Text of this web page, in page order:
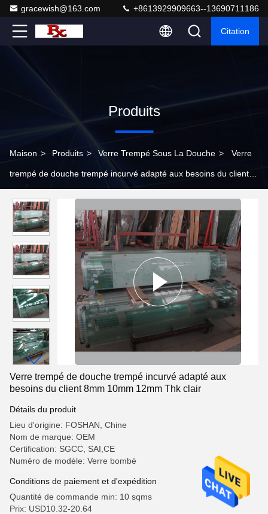
gracewish@163.com +8613929909663--13690711186
Citation
Produits
Maison > Produits > Verre Trempé Sous La Douche > Verre
trempé de douche trempé incurvé adapté aux besoins du client
Verre trempé de douche trempé incurvé adapté aux
besoins du client 8mm 10mm 12mm Thk clair
Détails du produit
Lieu d'origine: FOSHAN, Chine
Nom de marque: OEM
Certification: SGCC, SAI,CE
Numéro de modèle: Verre bombé
Conditions de paiement et d'expédition
Quantité de commande min: 10 sqms
Prix: USD10.32-20.64